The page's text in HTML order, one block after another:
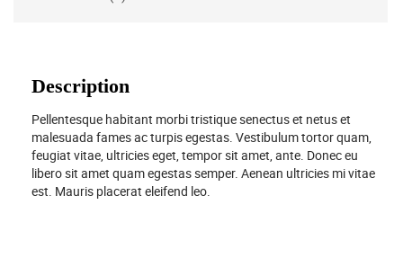
Description
Pellentesque habitant morbi tristique senectus et netus et
malesuada fames ac turpis egestas. Vestibulum tortor quam,
feugiat vitae, ultricies eget, tempor sit amet, ante. Donec eu
libero sit amet quam egestas semper. Aenean ultricies mi vitae
est. Mauris placerat eleifend leo.